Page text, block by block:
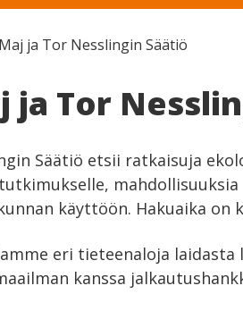
Maj ja Tor Nesslingin Säätiö
ja Tor
Säätiö etsii ratkaisuja
käyttöön. Hakuaika on
eri tieteenaloja
kanssa